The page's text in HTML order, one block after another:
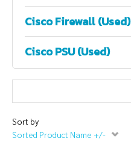
Cisco Firewall (Used)
Cisco PSU (Used)
Sort by
Sorted Product Name +/-